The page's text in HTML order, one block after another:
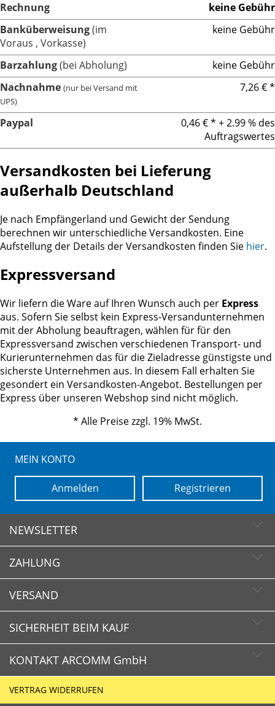
Rechnung
keine Gebühr
Banküberweisung(im
Voraus , Vorkasse)
keine Gebühr
Barzahlung(bei Abholung)
keine Gebühr
Nachnahme (nur bei Versand mit
UPS)
7,26 € *
Paypal
0,46 € * + 2.99 % des
Auftragswertes
Versandkosten bei Lieferung
außerhalb Deutschland
Je nach Empfängerland und Gewicht der Sendung
berechnen wir unterschiedliche Versandkosten. Eine
Aufstellung der Details der Versandkosten finden Sie hier.
Expressversand
Wir liefern die Ware auf Ihren Wunsch auch per Express
aus. Sofern Sie selbst kein Express-Versandunternehmen
mit der Abholung beauftragen, wählen für für den
Expressversand zwischen verschiedenen Transport- und
Kurierunternehmen das für die Zieladresse günstigste und
sicherste Unternehmen aus. In diesem Fall erhalten Sie
gesondert ein Versandkosten-Angebot. Bestellungen per
Express über unseren Webshop sind nicht möglich.
* Alle Preise zzgl. 19% MwSt.
MEIN KONTO
Registrieren
Anmelden
NEWSLETTER
Newsletter abonnieren
Newsletter abbestellen
ZAHLUNG
VERSAND
SICHERHEIT BEIM KAUF
Schnelle Lieferzeiten
Käuferschutz
KONTAKT ARCOMM GmbH
VERTRAG WIDERRUFEN